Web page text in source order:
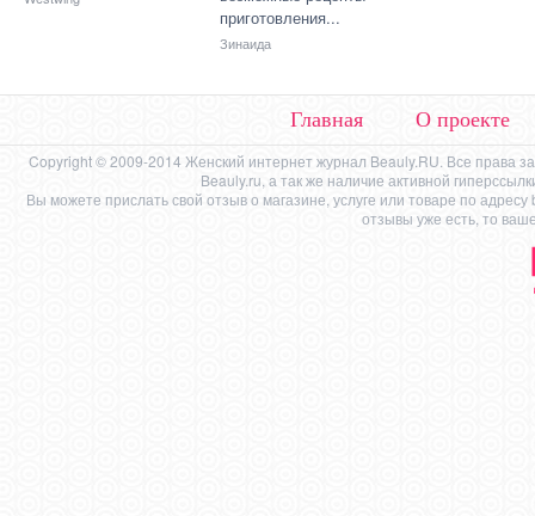
приготовления...
Зинаида
Главная О проекте
Copyright © 2009-2014 Женский интернет журнал Beauly.RU. Все права
Beauly.ru, а так же наличие активной
Вы можете прислать свой отзыв о магазине, услуге или товаре по адресу
отзывы уже есть, то